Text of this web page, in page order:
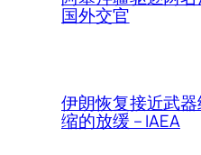
国外交官
伊朗恢复接近武
缩的放缓 – IAEA